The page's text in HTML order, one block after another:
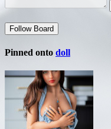
Follow Board
Pinned onto doll